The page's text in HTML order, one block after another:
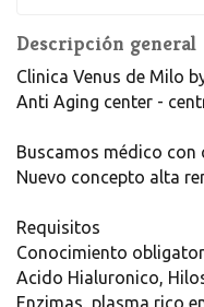
Descripción general
Clinica Venus de Milo
Anti Aging center -
Buscamos médico
Nuevo concepto alta
Requisitos
Conocimiento
Acido Hialuronico,
Enzimas, plasma rico